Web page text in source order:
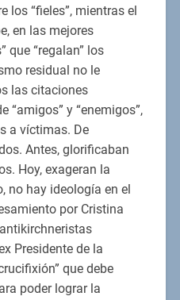
los “fieles”, mientras el
en las mejores
que “regalan” los
residual no le
las citaciones
“amigos” y “enemigos”,
a víctimas. De
Antes, glorificaban
Hoy, exageran la
no hay ideología en el
por Cristina
Presidente de la
que debe
poder lograr la